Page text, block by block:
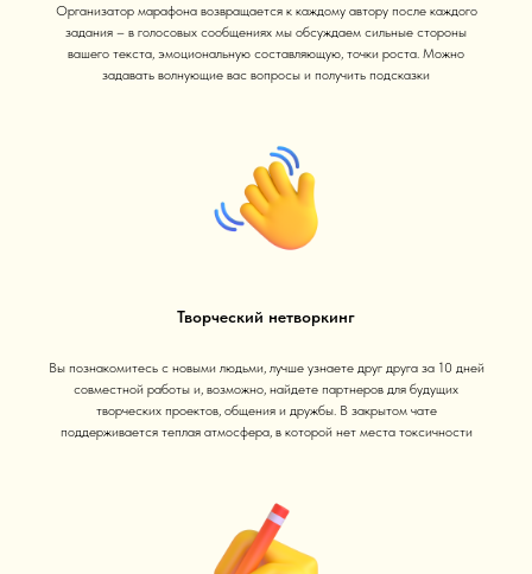
Организатор марафона возвращается к каждому автору после каждого
задания – в голосовых сообщениях мы обсуждаем сильные стороны
вашего текста, эмоциональную составляющую, точки роста. Можно
задавать волнующие вас вопросы и получить подсказки
Творческий нетворкинг
Вы познакомитесь с новыми людьми, лучше узнаете друг друга за 10 дней
совместной работы и, возможно, найдете партнеров для будущих
творческих проектов, общения и дружбы. В закрытом чате
поддерживается теплая атмосфера, в которой нет места токсичности